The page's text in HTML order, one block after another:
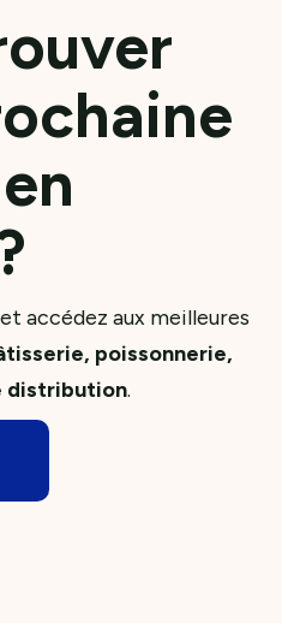
accédez aux meilleures
poissonnerie,
distribution.